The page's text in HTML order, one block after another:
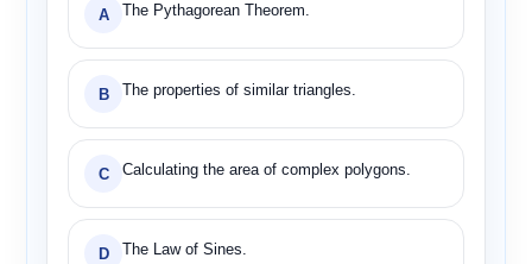
A The Pythagorean Theorem.
B The properties of similar triangles.
C Calculating the area of complex polygons.
D The Law of Sines.